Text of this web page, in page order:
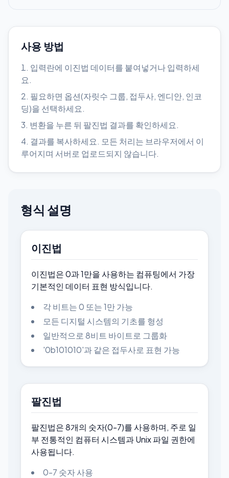
사용 방법
입력란에 이진법 데이터를 붙여넣거나 입력하세
요.
필요하면 옵션(자릿수 그룹, 접두사, 엔디안, 인코
딩)을 선택하세요.
변환을 누른 뒤 팔진법 결과를 확인하세요.
결과를 복사하세요. 모든 처리는 브라우저에서 이
루어지며 서버로 업로드되지 않습니다.
형식 설명
이진법
이진법은 0과 1만을 사용하는 컴퓨팅에서 가장
기본적인 데이터 표현 방식입니다.
각 비트는 0 또는 1만 가능
모든 디지털 시스템의 기초를 형성
일반적으로 8비트 바이트로 그룹화
'0b101010'과 같은 접두사로 표현 가능
팔진법
팔진법은 8개의 숫자(0-7)를 사용하며, 주로 일
부 전통적인 컴퓨터 시스템과 Unix 파일 권한에
사용됩니다.
0-7 숫자 사용